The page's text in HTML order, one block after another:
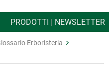
PRODOTTI | NEWSLETTER
Erboristeria